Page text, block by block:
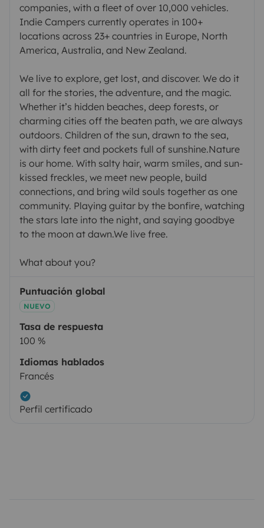
companies, with a fleet of over 10,000 vehicles.
Indie Campers currently operates in 100+
locations across 23+ countries in Europe, North
America, Australia, and New Zealand.
We live to explore, get lost, and discover. We do it
all for the stories, the adventure, and the magic.
Whether it’s hidden beaches, deep forests, or
charming cities off the beaten path, we are always
outdoors. Children of the sun, drawn to the sea,
with dirty feet and pockets full of sunshine.Nature
is our home. With salty hair, warm smiles, and sun-
kissed freckles, we meet new people, build
connections, and bring wild souls together as one
community. Playing guitar by the bonfire, watching
the stars late into the night, and saying goodbye
to the moon at dawn.We live free.
What about you?
Puntuación global
NUEVO
Tasa de respuesta
100 %
Idiomas hablados
Francés
Perfil certificado